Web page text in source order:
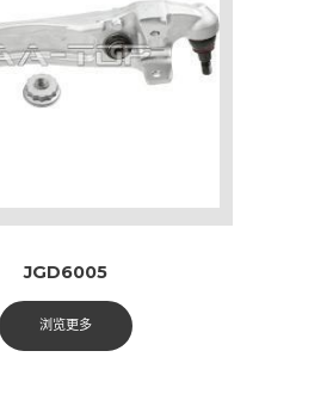
JGD6005
浏览更多